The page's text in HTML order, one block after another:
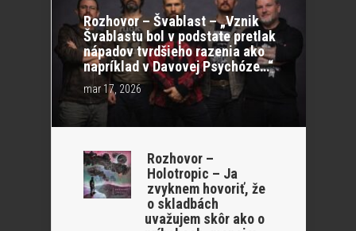
Rozhovor – Švablast – „Vznik
Švablastu bol v podstate pretlak
nápadov tvrdšieho razenia ako
napríklad v Davovej Psychóze…“
mar 17, 2026
Rozhovor –
Holotropic – Ja
zvyknem hovoriť, že
o skladbách
uvažujem skôr ako o